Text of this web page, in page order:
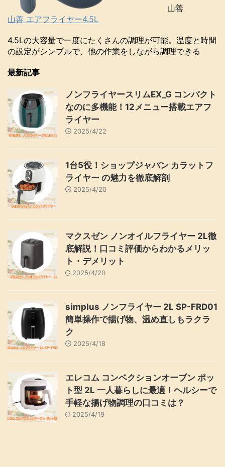
山善
山善 エアフライヤー4.5L
4.5Lの大容量で一度にたくさんの調理が可能。温度と時間
の設定がシンプルで、他の作業をしながら調理できる
最新記事
ノンフライヤースリムEX_G コンパクト
なのに多機能！12メニュー搭載エアフ
ライヤー
2025/4/22
1台5役！ショップジャパン カラットフ
ライヤー の魅力を徹底解剖
2025/4/20
マクスゼン ノンオイルフライヤー 2L徹
底解説！口コミ評価からわかるメリッ
ト・デメリット
2025/4/20
simplus ノンフライヤー 2L SP-FRD01
簡単操作で揚げ物、温め直しもラクラ
ク
2025/4/18
エレコム コンベクションオーブン ポッ
ト型 2L 一人暮らしに最適！ヘルシーで
手軽な揚げ物調理の口コミは？
2025/4/19